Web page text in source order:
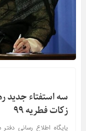
سه استفتاء جدید
زکات فطریه ۹۹
پایگاه اطلاع رسانی